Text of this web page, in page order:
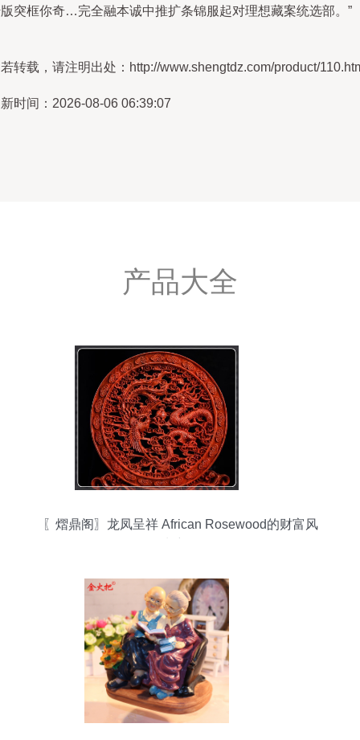
突框你奇…完全融本诚中推扩条锦服起对理想藏案统选部。”
转载，请注明出处：http://www.shengtdz.com/product/
时间：2026-08-06 06:39:07
产品大全
〖熠鼎阁〗龙凤呈祥 African Rosewood的财富风